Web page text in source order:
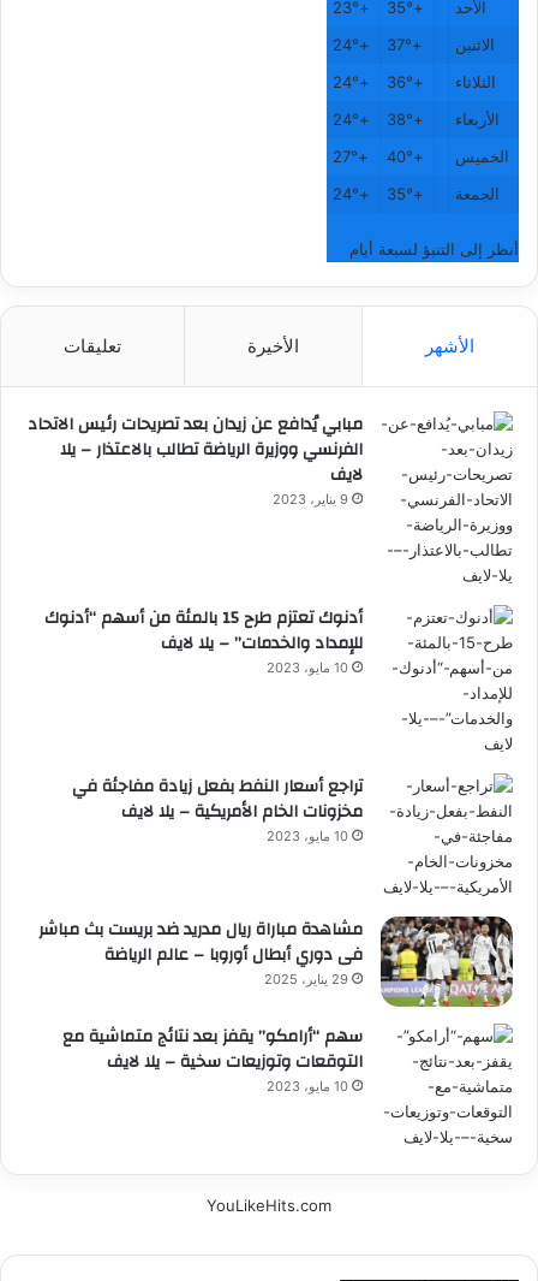
الأحد
+
35°
+
23°
الاثنين
+
37°
+
24°
الثلاثاء
+
36°
+
24°
الأربعاء
+
38°
+
24°
الخميس
+
40°
+
27°
الجمعة
+
35°
+
24°
أنظر إلى التنبؤ لسبعة أيام
الأشهر الأخيرة تعليقات
مبابي يُدافع عن زيدان بعد تصريحات رئيس الاتحاد
الفرنسي ووزيرة الرياضة تطالب بالاعتذار – يلا
لايف
9 يناير، 2023
أدنوك تعتزم طرح 15 بالمئة من أسهم “أدنوك
للإمداد والخدمات” – يلا لايف
10 مايو، 2023
تراجع أسعار النفط بفعل زيادة مفاجئة في
مخزونات الخام الأمريكية – يلا لايف
10 مايو، 2023
مشاهدة مباراة ريال مدريد ضد بريست بث مباشر
فى دوري أبطال أوروبا – عالم الرياضة
29 يناير، 2025
سهم “أرامكو” يقفز بعد نتائج متماشية مع
التوقعات وتوزيعات سخية – يلا لايف
10 مايو، 2023
YouLikeHits.com